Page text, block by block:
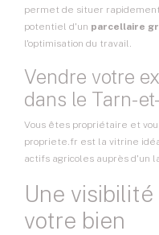
permet de situer
potentiel d'un parcellaire
l'optimisation du travail.
Vendre votre
dans le Tarn-
Vous êtes propriétaire et
propriete.fr est la vitrine
actifs agricoles auprès d'un
Une
votre bien